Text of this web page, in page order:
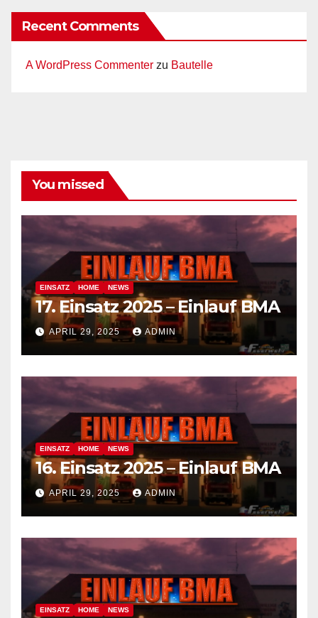
Recent Comments
A WordPress Commenter zu Bautelle
You missed
EINSATZ HOME NEWS
17. Einsatz 2025 – Einlauf BMA
APRIL 29, 2025 ADMIN
EINSATZ HOME NEWS
16. Einsatz 2025 – Einlauf BMA
APRIL 29, 2025 ADMIN
EINSATZ HOME NEWS